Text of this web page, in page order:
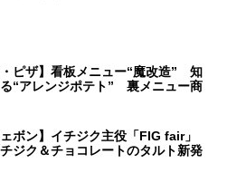
・ピザ】看板メニュー“魔改造” 知
“アレンジポテト” 裏メニュー商
ェボン】イチジク主役「FIG fair」
ジク＆チョコレートのタルト新発